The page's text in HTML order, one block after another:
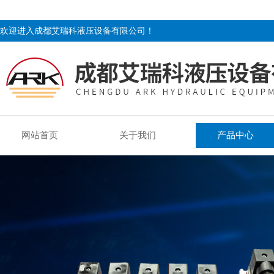
欢迎进入成都艾瑞科液压设备有限公司！
网站首页 关于我们 产品中心